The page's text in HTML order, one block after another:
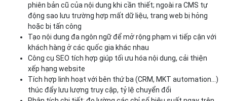
Đặc điểm của CMS
Phê chuẩn việc tạo hoặc thay đổi nội dung trực tuyến, Chế độ
Soạn thảo "Nhìn là biết" (What You See Is What You Get, viết tắt:
WYSIWYG), Quản lý người dùng, Tìm kiếm và lập chỉ mục, Lưu trữ,
Tùy biến giao diện, Quản lý ảnh và các liên kết (URL).
Phân loại CMS